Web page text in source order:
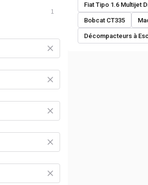
1
Fiat Tipo 1.6 Multijet
Bobcat CT335
Décompacteurs à